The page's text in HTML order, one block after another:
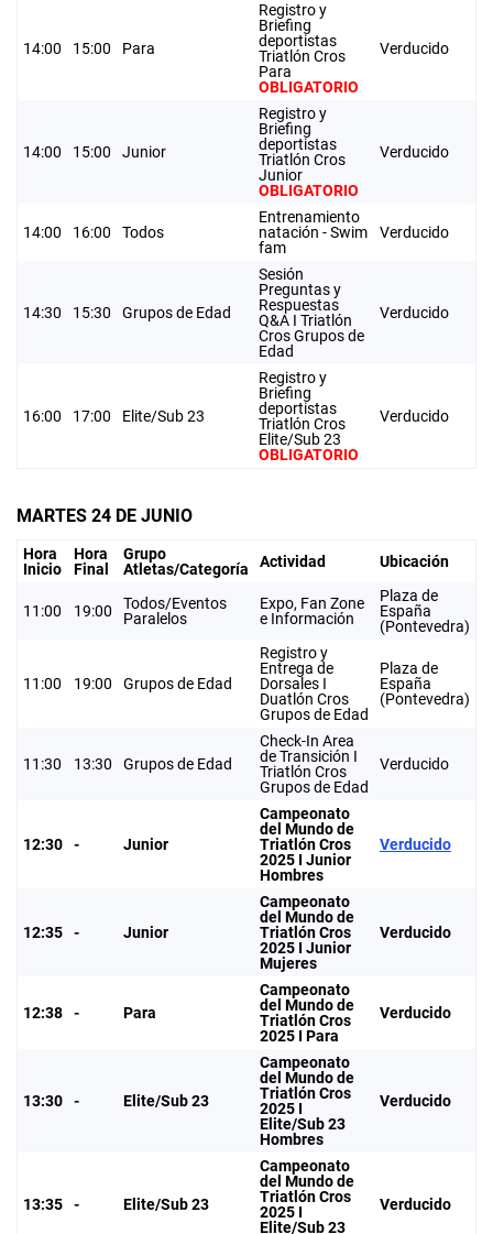
14:00 15:00 Para
Registro y
Briefing
deportistas
Triatlón Cros
Para
OBLIGATORIO
Verducido
14:00 15:00 Junior
Registro y
Briefing
deportistas
Triatlón Cros
Junior
OBLIGATORIO
Verducido
14:00 16:00 Todos
Entrenamiento
natación - Swim
fam
Verducido
14:30 15:30 Grupos de Edad
Sesión
Preguntas y
Respuestas
Q&A I Triatlón
Cros Grupos de
Edad
Verducido
16:00 17:00 Elite/Sub 23
Registro y
Briefing
deportistas
Triatlón Cros
Elite/Sub 23
OBLIGATORIO
Verducido
MARTES 24 DE JUNIO
Hora
Inicio
Hora
Final
Grupo
Atletas/Categoría
Actividad Ubicación
11:00 19:00
Todos/Eventos
Paralelos
Expo, Fan Zone
e Información
Plaza de
España
(Pontevedra)
11:00 19:00 Grupos de Edad
Registro y
Entrega de
Dorsales I
Duatlón Cros
Grupos de Edad
Plaza de
España
(Pontevedra)
11:30 13:30 Grupos de Edad
Check-In Area
de Transición I
Triatlón Cros
Grupos de Edad
Verducido
12:30 - Junior
Campeonato
del Mundo de
Triatlón Cros
2025 I Junior
Hombres
Verducido
12:35 - Junior
Campeonato
del Mundo de
Triatlón Cros
2025 I Junior
Mujeres
Verducido
12:38 - Para
Campeonato
del Mundo de
Triatlón Cros
2025 I Para
Verducido
13:30 - Elite/Sub 23
Campeonato
del Mundo de
Triatlón Cros
2025 I
Elite/Sub 23
Hombres
Verducido
13:35 - Elite/Sub 23
Campeonato
del Mundo de
Triatlón Cros
2025 I
Elite/Sub 23
Verducido